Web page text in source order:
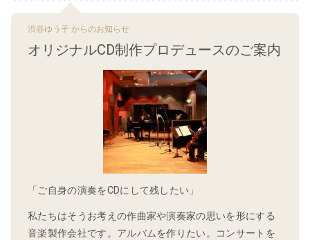
渋谷ゆう子 からのお知らせ
オリジナルCD制作プロデュースのご案内
「ご自身の演奏をCDにして残したい」
私たちはそうお考えの作曲家や演奏家の思いを形にする
音楽製作会社です。アルバムを作りたい。コンサートを